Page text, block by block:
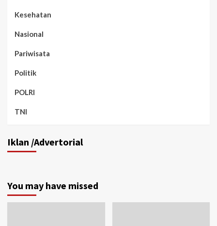
Kesehatan
Nasional
Pariwisata
Politik
POLRI
TNI
Iklan /Advertorial
You may have missed